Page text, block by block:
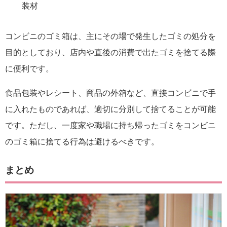
装材
コンビニのゴミ箱は、主にその場で発生したゴミの処分を
目的としており、店内や直後の消費で出たゴミを捨てる際
に便利です。
食品包装やレシート、商品の外箱など、直接コンビニで手
に入れたものであれば、適切に分別して捨てることが可能
です。ただし、一度家や職場に持ち帰ったゴミをコンビニ
のゴミ箱に捨てる行為は避けるべきです。
まとめ